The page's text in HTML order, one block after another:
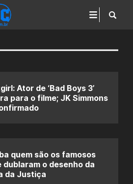
Ator de ‘Bad Boys 3’
para o filme; JK Simmons
quem são os famosos
dublaram o desenho da
da Justiça